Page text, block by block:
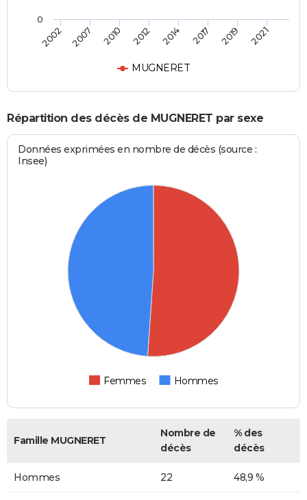
MUGNERET
2002 2007 2010 2012 2014 2017 2019 2021
0
Répartition des décès de MUGNERET par sexe
Données exprimées en nombre de décès (source :
Insee)
Femmes Hommes
Famille MUGNERET
Nombre de
décès
% des
décès
Hommes 22 48,9 %